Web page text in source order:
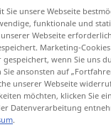
Sie unsere Webseite
funktionale und
Webseite
Marketing-
wenn Sie uns
Sie ansonsten auf
unserer Webseite
möchten, klicken Sie
Datenverarbeitung
.